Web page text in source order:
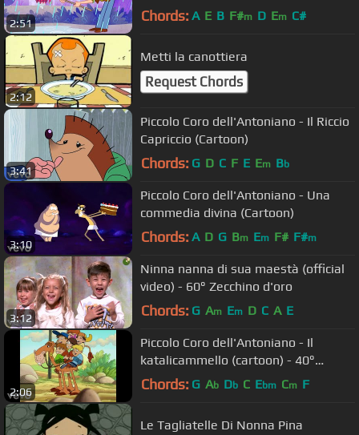
2:51 Chords: A E B F#m D Em C#
2:12
Metti la canottiera
Request Chords
3:41
Piccolo Coro dell'Antoniano - Il Riccio
Capriccio (Cartoon)
Chords: G D C F E Em Bb
3:10
Piccolo Coro dell'Antoniano - Una
commedia divina (Cartoon)
Chords: A D G Bm Em F# F#m
3:12
Ninna nanna di sua maestà (official
video) - 60° Zecchino d'oro
Chords: G Am Em D C A E
2:06
Piccolo Coro dell'Antoniano - Il
katalicammello (cartoon) - 40°
Zecchino d'Oro
Chords: G Ab Db C Ebm Cm F
Le Tagliatelle Di Nonna Pina